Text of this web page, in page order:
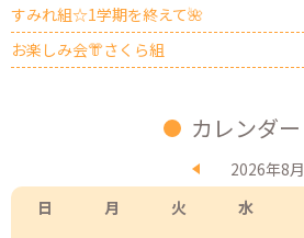
すみれ組☆1学期を終えて🌺
お楽しみ会👘さくら組
カレンダー
2026年8月
日
月 火 水